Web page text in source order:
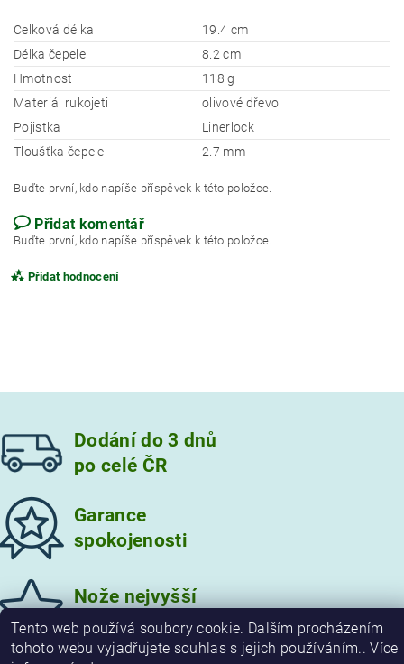
Celková délka
19.4 cm
Délka čepele
8.2 cm
Hmotnost
118 g
Materiál rukojeti
olivové dřevo
Pojistka
Linerlock
Tloušťka čepele
2.7 mm
Buďte první, kdo napíše příspěvek k této položce.
Přidat komentář
Buďte první, kdo napíše příspěvek k této položce.
Přidat hodnocení
Vložením hodnocení souhlasíte s
Dodání do 3 dnů
po celé ČR
Garance
spokojenosti
Nože nejvyšší
kvality
Tento web používá soubory cookie. Dalším procházením
tohoto webu vyjadřujete souhlas s jejich používáním.. Více